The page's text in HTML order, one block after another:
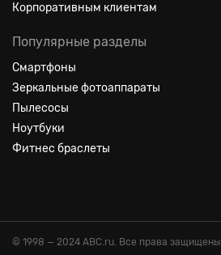
Корпоративным клиентам
Популярные разделы
Смартфоны
Зеркальные фотоаппараты
Пылесосы
Ноутбуки
Фитнес браслеты
© 1998 — 2024 ABC.ru. Все права защищены